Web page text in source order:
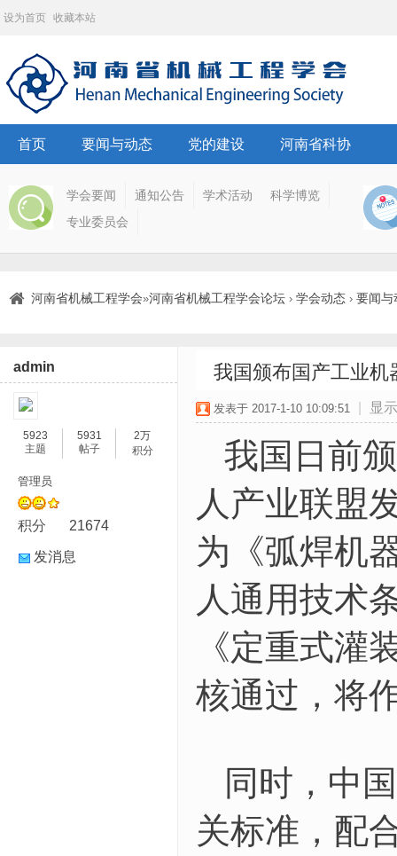
设为首页 收藏本站
首页 要闻与动态 党的建设 河南省科协
学会要闻 通知公告 学术活动
科学博览
专业委员会
河南省机械工程学会»河南省机械工程学会论坛 › 学会动态 › 要闻与
admin
5923
主题
5931
帖子
2万
积分
管理员
积分 21674
发消息
我国颁布国产工业机
发表于 2017-1-10 10:09:51 显
我国日前
人产业联盟
为《弧焊机
人通用技术
《定重式灌
核通过，将
同时，中
关标准，配